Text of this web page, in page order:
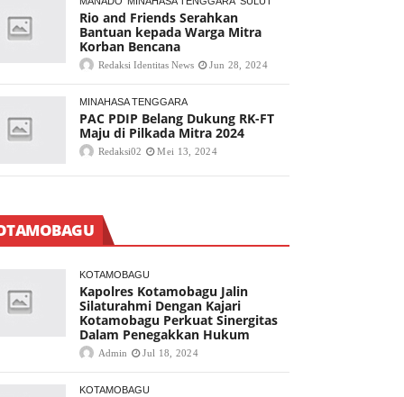
Rio and Friends Serahkan
Bantuan kepada Warga Mitra
Korban Bencana
Redaksi Identitas News Jun 28, 2024
MINAHASA TENGGARA
PAC PDIP Belang Dukung RK-FT
Maju di Pilkada Mitra 2024
Redaksi02 Mei 13, 2024
KOTAMOBAGU
Kapolres Kotamobagu Jalin
Silaturahmi Dengan Kajari
Kotamobagu Perkuat Sinergitas
Dalam Penegakkan Hukum
Admin Jul 18, 2024
KOTAMOBAGU